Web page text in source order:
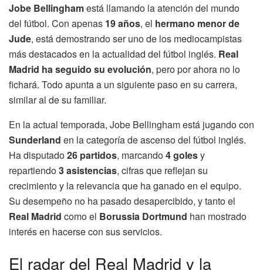
Jobe Bellinghamestá llamando la atención del mundo
del fútbol. Con apenas 19 años, el hermano menor de
Jude, está demostrando ser uno de los mediocampistas
más destacados en la actualidad del fútbol inglés. Real
Madrid ha seguido su evolución, pero por ahora no lo
fichará. Todo apunta a un siguiente paso en su carrera,
similar al de su familiar.
En la actual temporada, Jobe Bellingham está jugando con
Sunderland en la categoría de ascenso del fútbol inglés.
Ha disputado26 partidos, marcando4 golesy
repartiendo3 asistencias, cifras que reflejan su
crecimiento y la relevancia que ha ganado en el equipo.
Su desempeño no ha pasado desapercibido, y tanto el
Real Madrid como el Borussia Dortmund han mostrado
interés en hacerse con sus servicios.
El radar del Real Madrid y la